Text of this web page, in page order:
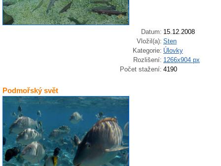
Datum: 15.12.2008
Vložil(a): Sten
Kategorie: Úlovky
Rozlišení: 1266x904 px
Počet stažení: 4190
Podmořský svět